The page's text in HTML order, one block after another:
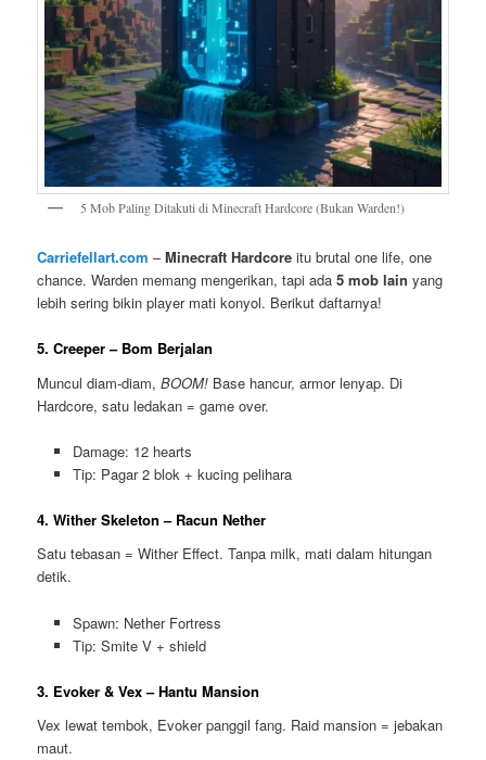
5 Mob Paling Ditakuti di Minecraft Hardcore (Bukan Warden!)
Carriefellart.com –Minecraft Hardcore itu brutal one life, one
chance. Warden memang mengerikan, tapi ada5 mob lain yang
lebih sering bikin player mati konyol. Berikut daftarnya!
5. Creeper – Bom Berjalan
Muncul diam-diam,BOOM! Base hancur, armor lenyap. Di
Hardcore, satu ledakan = game over.
Damage: 12 hearts
Tip: Pagar 2 blok + kucing pelihara
4. Wither Skeleton – Racun Nether
Satu tebasan = Wither Effect. Tanpa milk, mati dalam hitungan
detik.
Spawn: Nether Fortress
Tip: Smite V + shield
3. Evoker & Vex – Hantu Mansion
Vex lewat tembok, Evoker panggil fang. Raid mansion = jebakan
maut.